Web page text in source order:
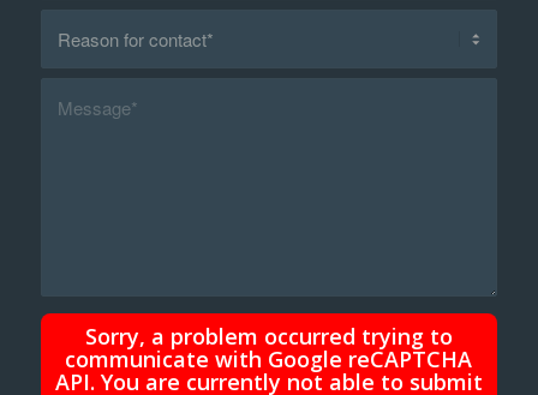
Sorry, a problem occurred trying to
communicate with Google reCAPTCHA
API. You are currently not able to submit